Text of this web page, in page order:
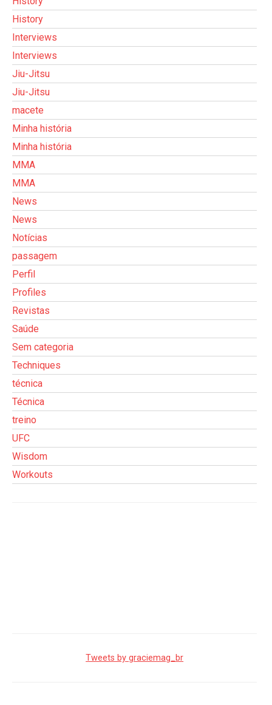
History
Interviews
Interviews
Jiu-Jitsu
Jiu-Jitsu
macete
Minha história
Minha história
MMA
MMA
News
News
Notícias
passagem
Perfil
Profiles
Revistas
Saúde
Sem categoria
Techniques
técnica
Técnica
treino
UFC
Wisdom
Workouts
Tweets by graciemag_br